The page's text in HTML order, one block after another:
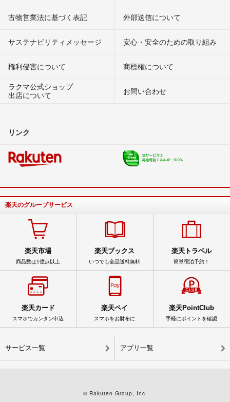
古物営業法に基づく表記 外部送信について
サステナビリティメッセージ 安心・安全のための取り組み
権利侵害について
商標権について
ラクマ公式ショップ
出店について
お問い合わせ
リンク
楽天のグループサービス
楽天市場
商品数は1億点以上
楽天ブックス
いつでも全品送料無料
楽天トラベル
簡単宿泊予約！
楽天カード
スマホでカンタン申込
楽天ペイ
スマホをお財布に
楽天PointClub
手軽にポイントを確認
サービス一覧 アプリ一覧
© Rakuten Group, Inc.